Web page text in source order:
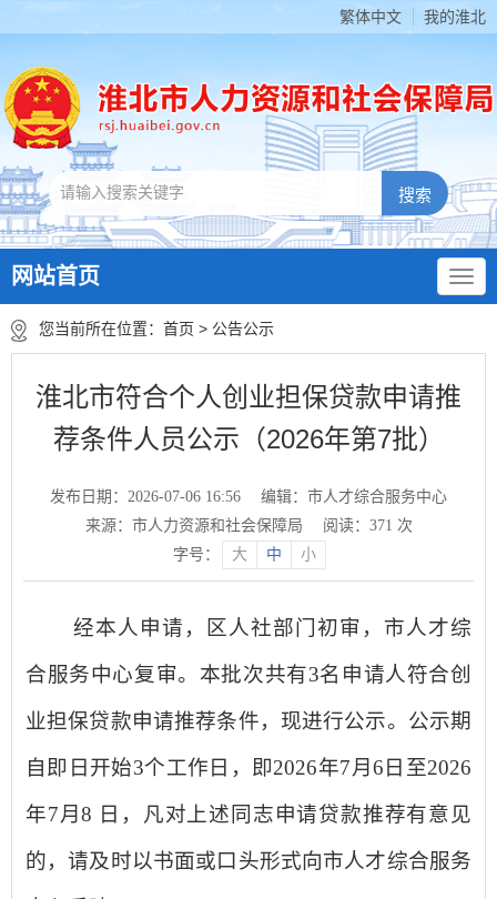
繁体中文 我的淮北
网站首页
您当前所在位置： 首页 > 公告公示
淮北市符合个人创业担保贷款申请推
荐条件人员公示（2026年第7批）
发布日期：2026-07-06 16:56
编辑：市人才综合服务中心
来源：市人力资源和社会保障局
阅读： 371 次
字号：
大 中 小
经本人申请 ，区人社部门初审 ， 市人才综
合服务中心复审。本批次共有3名 申请人符合创
业担保贷款申请推荐条件，现进行公示。 公示期
自即日 开始3个工作日 ， 即2026年7月 6 日至2026
年7月8 日 ， 凡对上述同志申请贷款推荐有意见
的，请及时以书面或口头形式向市人才综合服务